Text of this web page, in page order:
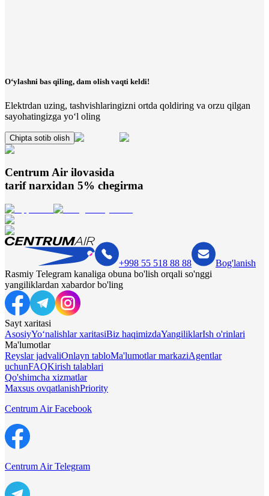
O‘ylashni bas qiling, dam olish vaqti keldi!
Elektrdan uzing, tashvishlaringizni ortda qoldiring va orzu qilgan
sayohatingizga yo‘l oling
Chipta sotib olish
Centrum Air ilovasida
tarif narxidan 5% chegirma
+998 55 518 88 88
Bog'lanish
Rasmiy Telegram kanaliga obuna bo'lish orqali so'nggi
yangiliklardan xabardor bo'ling
Sayt xaritasi
AsosiyYo‘nalishlar xaritasiBiz haqimizdaYangiliklarIsh o'rinlari
Ma'lumotlar
Reyslar jadvaliOnlayn tabloMa'lumotlar markaziAgentlar
uchunFAQKirish talablari
Qo'shimcha xizmatlar
Maxsus ovqatlanishPriority
Centrum Air Facebook
Centrum Air Telegram